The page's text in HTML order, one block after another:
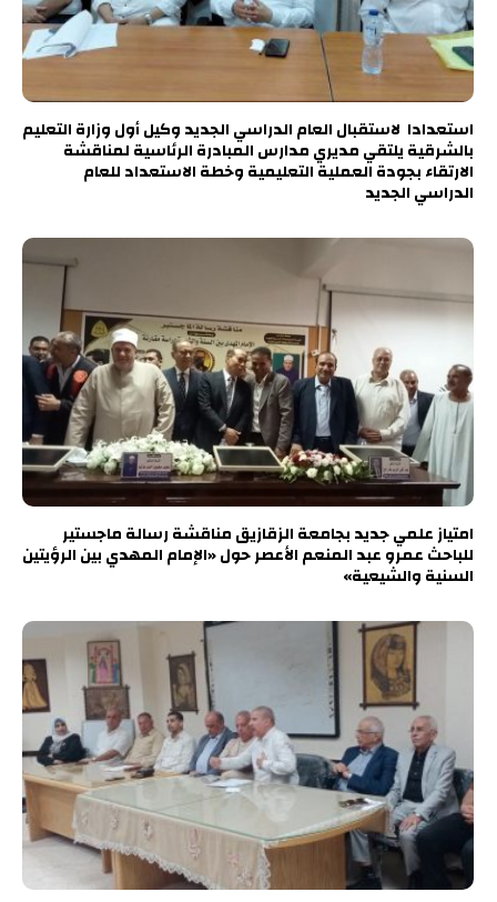
استعدادا لاستقبال العام الدراسي الجديد وكيل أول وزارة التعليم
بالشرقية يلتقي مديري مدارس المبادرة الرئاسية لمناقشة
الارتقاء بجودة العملية التعليمية وخطة الاستعداد للعام
الدراسي الجديد
امتياز علمي جديد بجامعة الزقازيق مناقشة رسالة ماجستير
للباحث عمرو عبد المنعم الأعصر حول «الإمام المهدي بين الرؤيتين
السنية والشيعية»